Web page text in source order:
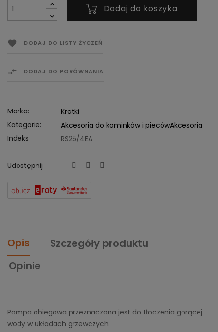
Dodaj do koszyka
 DODAJ DO LISTY ŻYCZEŃ
 DODAJ DO PORÓWNANIA
Marka:
Kratki
Kategorie:
Akcesoria do kominków i piecówAkcesoria
Indeks
RS25/4EA
Udostępnij
Opis
Szczegóły produktu
Opinie
Pompa obiegowa przeznaczona jest do tłoczenia gorącej
wody w układach grzewczych.